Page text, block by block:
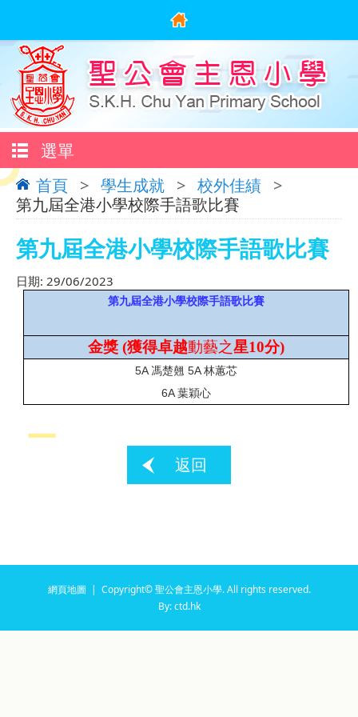
選單
首頁 > 學生成就 > 校外佳績 >
第九屆全港小學校際手語歌比賽
第九屆全港小學校際手語歌比賽
日期: 29/06/2023
第九屆全港小學校際手語歌比賽
金獎 (獲得卓越動藝之星10分)
5A 馮楚翹 5A林蕙芯
6A葉穎心
返回
網頁地圖 | Copyright© 聖公會主恩小學. All rights reserved.
By: ctd.hk